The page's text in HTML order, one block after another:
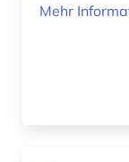
USA (7)
Mehr